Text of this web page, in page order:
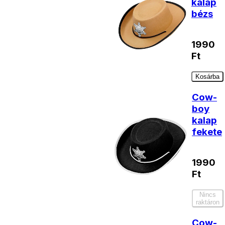
kalap
bézs
1990
Ft
Kosárba
Cow-
boy
kalap
fekete
1990
Ft
Nincs
raktáron